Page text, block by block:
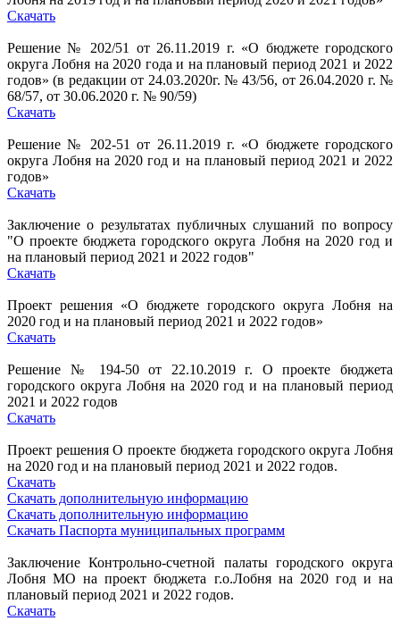
Скачать
Решение № 202/51 от 26.11.2019 г. «О бюджете городского
округа Лобня на 2020 года и на плановый период 2021 и 2022
годов» (в редакции от 24.03.2020г. № 43/56, от 26.04.2020 г. №
68/57, от 30.06.2020 г. № 90/59)
Скачать
Решение № 202-51 от 26.11.2019 г. «О бюджете городского
округа Лобня на 2020 год и на плановый период 2021 и 2022
годов»
Скачать
Заключение о результатах публичных слушаний по вопросу
"О проекте бюджета городского округа Лобня на 2020 год и
на плановый период 2021 и 2022 годов"
Скачать
Проект решения «О бюджете городского округа Лобня на
2020 год и на плановый период 2021 и 2022 годов»
Скачать
Решение № 194-50 от 22.10.2019 г. О проекте бюджета
городского округа Лобня на 2020 год и на плановый период
2021 и 2022 годов
Скачать
Проект решения О проекте бюджета городского округа Лобня
на 2020 год и на плановый период 2021 и 2022 годов.
Скачать
Скачать дополнительную информацию
Скачать дополнительную информацию
Скачать Паспорта муниципальных программ
Заключение Контрольно-счетной палаты городского округа
Лобня МО на проект бюджета г.о.Лобня на 2020 год и на
плановый период 2021 и 2022 годов.
Скачать